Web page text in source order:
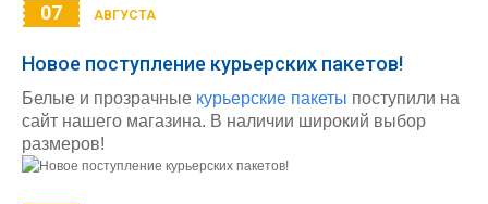
07 АВГУСТА
Новое поступление курьерских пакетов!
Белые и прозрачные курьерские пакеты поступили на
сайт нашего магазина. В наличии широкий выбор
размеров!